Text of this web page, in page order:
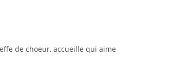
de choeur, accueille qui aime